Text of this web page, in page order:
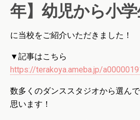
年】幼児から小
に当校をご紹介いただきました！
▼記事はこちら
https://terakoya.ameba.jp/
数多くのダンススタジオから選ん
思います！